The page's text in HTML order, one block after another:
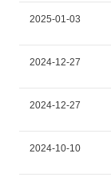
2025-01-03
2024-12-27
2024-12-27
2024-10-10